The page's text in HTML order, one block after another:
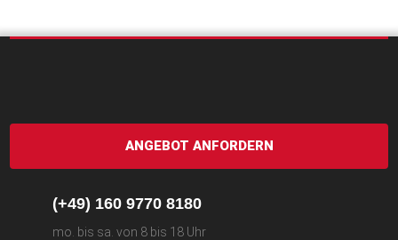
ANGEBOT ANFORDERN
(+49) 160 9770 8180
mo. bis sa. von 8 bis 18 Uhr